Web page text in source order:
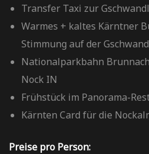
Transfer Taxi zur
Warmes + kaltes Kärntner
Stimmung auf der
Nationalparkbahn
Nock IN
Frühstück im Panorama-
Kärnten Card für die
Preise pro Person: